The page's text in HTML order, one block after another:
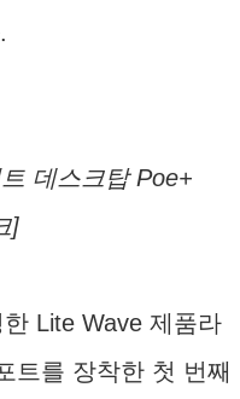
데스크탑 Poe+
]
한 Lite Wave 제품라
트를 장착한 첫 번째